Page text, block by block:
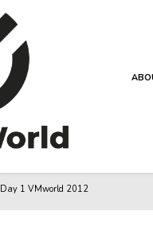
Day 1 VMworld 2012